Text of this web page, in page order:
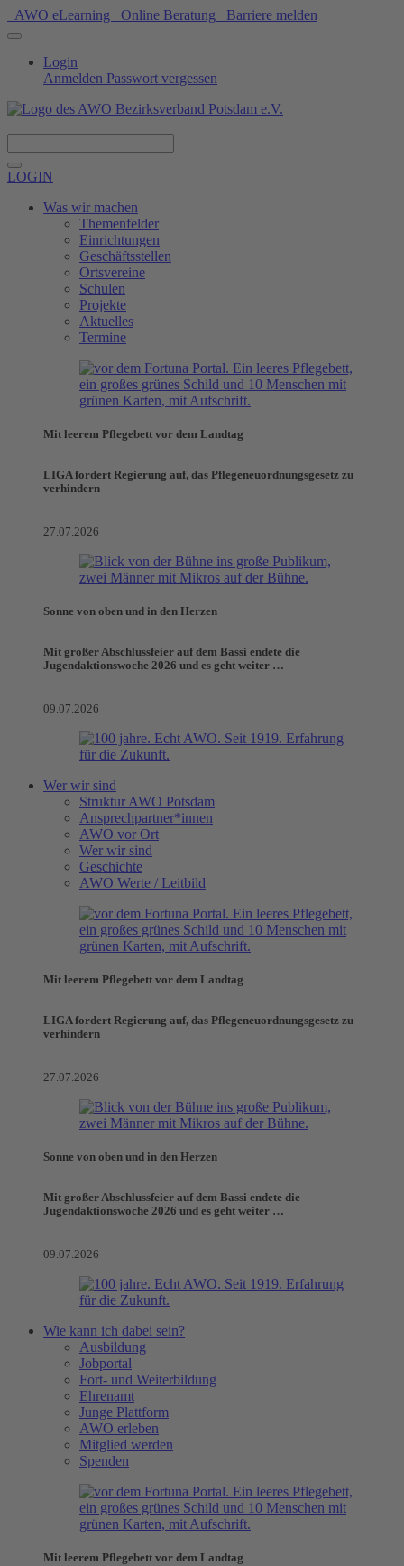
AWO eLearning Online Beratung Barriere melden
Login
Anmelden Passwort vergessen
LOGIN
Was wir machen
Themenfelder
Einrichtungen
Geschäftsstellen
Ortsvereine
Schulen
Projekte
Aktuelles
Termine
Mit leerem Pflegebett vor dem Landtag
LIGA fordert Regierung auf, das Pflegeneuordnungsgesetz zu
verhindern
27.07.2026
Sonne von oben und in den Herzen
Mit großer Abschlussfeier auf dem Bassi endete die
Jugendaktionswoche 2026 und es geht weiter …
09.07.2026
Wer wir sind
Struktur AWO Potsdam
Ansprechpartner*innen
AWO vor Ort
Wer wir sind
Geschichte
AWO Werte / Leitbild
Mit leerem Pflegebett vor dem Landtag
LIGA fordert Regierung auf, das Pflegeneuordnungsgesetz zu
verhindern
27.07.2026
Sonne von oben und in den Herzen
Mit großer Abschlussfeier auf dem Bassi endete die
Jugendaktionswoche 2026 und es geht weiter …
09.07.2026
Wie kann ich dabei sein?
Ausbildung
Jobportal
Fort- und Weiterbildung
Ehrenamt
Junge Plattform
AWO erleben
Mitglied werden
Spenden
Mit leerem Pflegebett vor dem Landtag